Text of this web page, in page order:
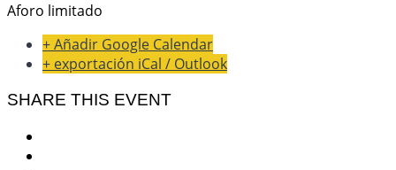
Aforo limitado
+ Añadir Google Calendar
+ exportación iCal / Outlook
SHARE THIS EVENT